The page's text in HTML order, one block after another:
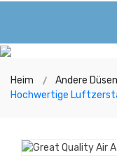
Heim
Andere Düsen
Hochwertige